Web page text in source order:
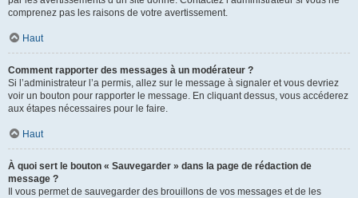
comprenez pas les raisons de votre avertissement.
Haut
Comment rapporter des messages à un modérateur ?
Si l’administrateur l’a permis, allez sur le message à signaler et vous devriez
voir un bouton pour rapporter le message. En cliquant dessus, vous accéderez
aux étapes nécessaires pour le faire.
Haut
À quoi sert le bouton « Sauvegarder » dans la page de rédaction de
message ?
Il vous permet de sauvegarder des brouillons de vos messages et de les